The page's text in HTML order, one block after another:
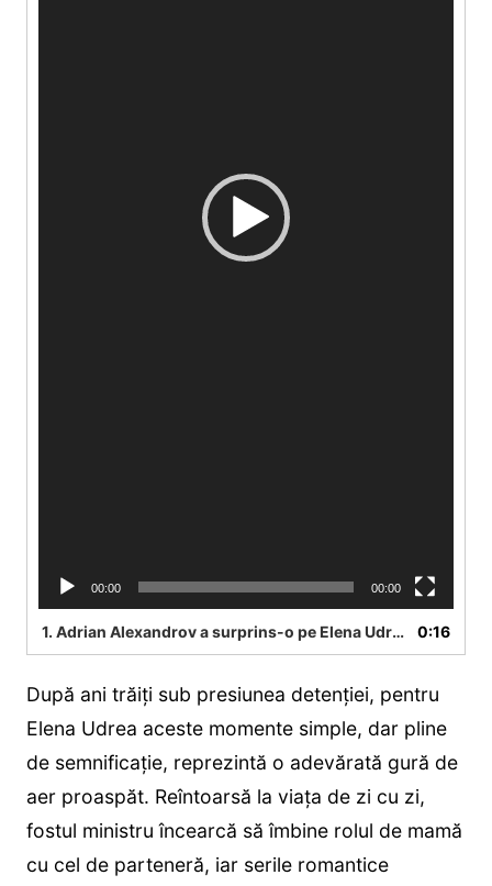
00:00 00:00
1. Adrian Alexandrov a surprins-o pe Elena Udrea cu o seară romantică 0:16
După ani trăiți sub presiunea detenției, pentru
Elena Udrea aceste momente simple, dar pline
de semnificație, reprezintă o adevărată gură de
aer proaspăt. Reîntoarsă la viața de zi cu zi,
fostul ministru încearcă să îmbine rolul de mamă
cu cel de parteneră, iar serile romantice